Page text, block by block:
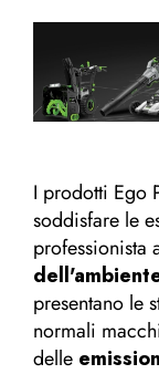
I prodotti Ego
soddisfare le
professionista
presentano le
normali
delle